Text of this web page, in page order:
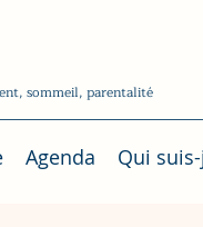
sommeil, parentalité
Agenda Qui